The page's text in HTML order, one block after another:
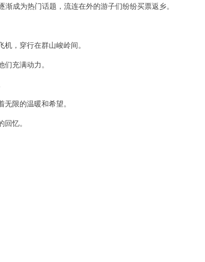
成为热门话题，流连在外的游子们纷纷买票返乡。
，穿行在群山峻岭间。
充满动力。
限的温暖和希望。
忆。